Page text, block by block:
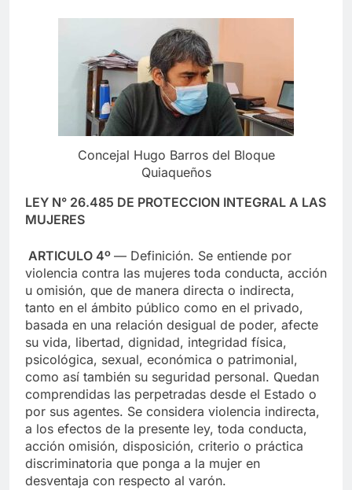
Concejal Hugo Barros del Bloque
Quiaqueños
LEY N° 26.485 DE PROTECCION INTEGRAL A LAS
MUJERES
ARTICULO 4º — Definición. Se entiende por
violencia contra las mujeres toda conducta, acción
u omisión, que de manera directa o indirecta,
tanto en el ámbito público como en el privado,
basada en una relación desigual de poder, afecte
su vida, libertad, dignidad, integridad física,
psicológica, sexual, económica o patrimonial,
como así también su seguridad personal. Quedan
comprendidas las perpetradas desde el Estado o
por sus agentes. Se considera violencia indirecta,
a los efectos de la presente ley, toda conducta,
acción omisión, disposición, criterio o práctica
discriminatoria que ponga a la mujer en
desventaja con respecto al varón.